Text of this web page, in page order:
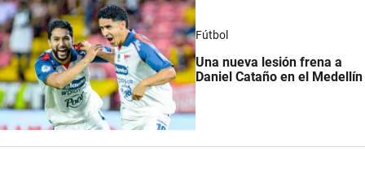
Fútbol
Una nueva lesión frena a
Daniel Cataño en el Medellín